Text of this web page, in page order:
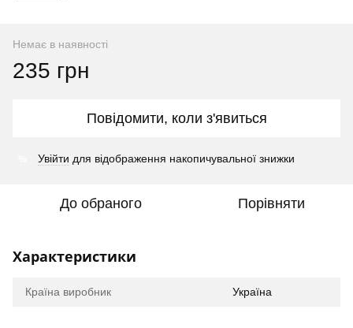
Немає в наявності
235 грн
Повідомити, коли з'явиться
Увійти для відображення накопичувальної знижки
До обраного Порівняти
Характеристики
Країна виробник Україна